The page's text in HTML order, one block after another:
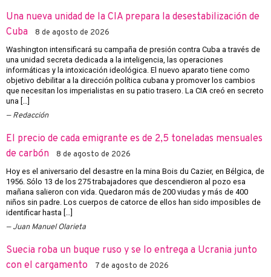
Una nueva unidad de la CIA prepara la desestabilización de
Cuba
8 de agosto de 2026
Washington intensificará su campaña de presión contra Cuba a través de
una unidad secreta dedicada a la inteligencia, las operaciones
informáticas y la intoxicación ideológica. El nuevo aparato tiene como
objetivo debilitar a la dirección política cubana y promover los cambios
que necesitan los imperialistas en su patio trasero. La CIA creó en secreto
una […]
Redacción
El precio de cada emigrante es de 2,5 toneladas mensuales
de carbón
8 de agosto de 2026
Hoy es el aniversario del desastre en la mina Bois du Cazier, en Bélgica, de
1956. Sólo 13 de los 275 trabajadores que descendieron al pozo esa
mañana salieron con vida. Quedaron más de 200 viudas y más de 400
niños sin padre. Los cuerpos de catorce de ellos han sido imposibles de
identificar hasta […]
Juan Manuel Olarieta
Suecia roba un buque ruso y se lo entrega a Ucrania junto
con el cargamento
7 de agosto de 2026